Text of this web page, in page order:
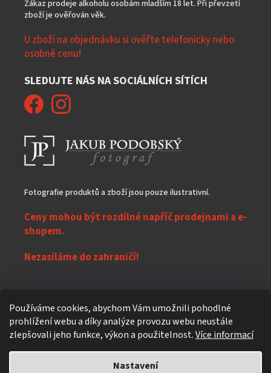
Používáme cookies, abychom Vám umožnili pohodlné
prohlížení webu a díky analýze provozu webu neustále
zlepšovali jeho funkce, výkon a použitelnost.Více informací
Nastavení
Zákaz prodeje alkoholu osobám mladším 18 let. Při převzetí
zboží je ověřován věk.
U zboží na objednávku si ověřte telefonicky nebo
osobně cenu!
SLEDUJTE NÁS NA SOCIÁLNÍCH SÍTÍCH
Fotografie produktů a zboží jsou pouze ilustrativní.
Ceny mohou být rozdílné napříč prodejnami a e-
shopem.
Nezasíláme do zahraničí!
Vytvořil Shoptet
eXpres nápoje. Všechna práva vyhrazena.